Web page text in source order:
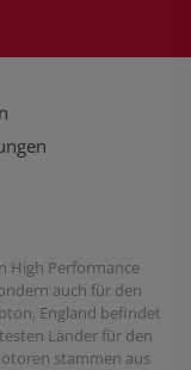
High Performance
auch für den
England befindet
Länder für den
stammen aus